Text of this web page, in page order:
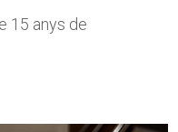
15 anys de